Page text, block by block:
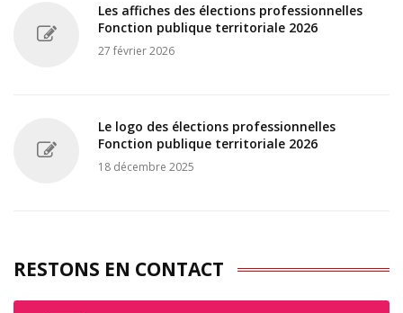
Les affiches des élections professionnelles
Fonction publique territoriale 2026
27 février 2026
Le logo des élections professionnelles
Fonction publique territoriale 2026
18 décembre 2025
RESTONS EN CONTACT